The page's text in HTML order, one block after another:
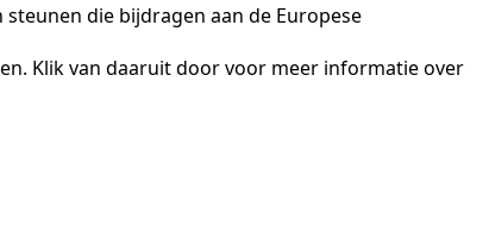
die bijdragen aan de Europese
Klik van daaruit door voor meer informatie over